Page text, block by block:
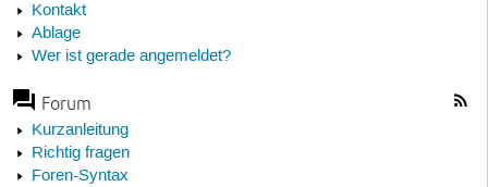
Kontakt
Ablage
Wer ist gerade angemeldet?
Forum
Kurzanleitung
Richtig fragen
Foren-Syntax